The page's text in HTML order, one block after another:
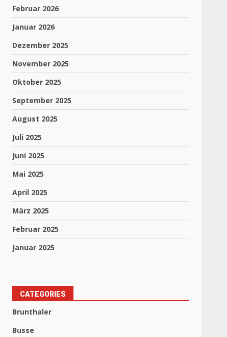
Februar 2026
Januar 2026
Dezember 2025
November 2025
Oktober 2025
September 2025
August 2025
Juli 2025
Juni 2025
Mai 2025
April 2025
März 2025
Februar 2025
Januar 2025
CATEGORIES
Brunthaler
Busse